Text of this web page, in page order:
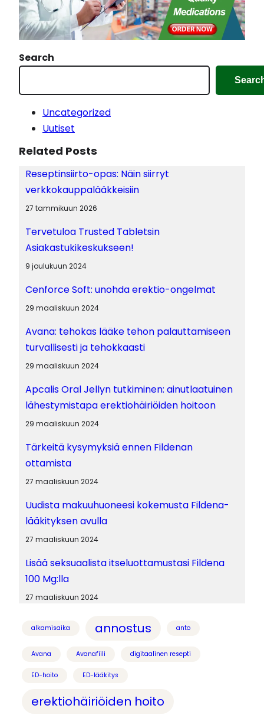
g
…
Search
Uncategorized
Uutiset
Related Posts
Reseptinsiirto-opas: Näin siirryt
verkkokauppalääkkeisiin
27 tammikuun 2026
Tervetuloa Trusted Tabletsin
Asiakastukikeskukseen!
9 joulukuun 2024
Cenforce Soft: unohda erektio-ongelmat
29 maaliskuun 2024
Avana: tehokas lääke tehon palauttamiseen
turvallisesti ja tehokkaasti
29 maaliskuun 2024
Apcalis Oral Jellyn tutkiminen: ainutlaatuinen
lähestymistapa erektiohäiriöiden hoitoon
29 maaliskuun 2024
Tärkeitä kysymyksiä ennen Fildenan
ottamista
27 maaliskuun 2024
Uudista makuuhuoneesi kokemusta Fildena-
lääkityksen avulla
27 maaliskuun 2024
Lisää seksuaalista itseluottamustasi Fildena
100 Mg:lla
27 maaliskuun 2024
alkamisaika annostus anto
Avana Avanafiili digitaalinen resepti
ED-hoito ED-lääkitys
erektiohäiriöiden hoito